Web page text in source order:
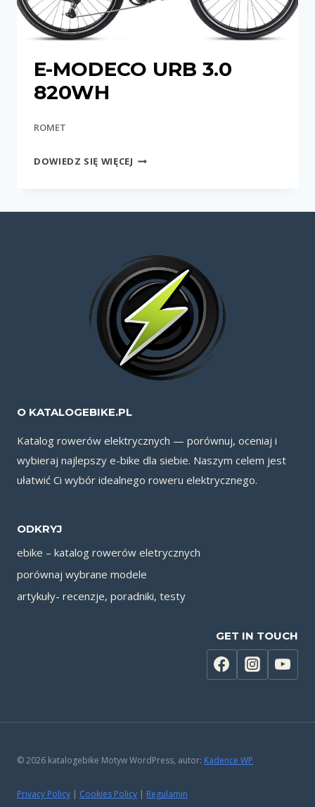
E-MODECO URB 3.0
820WH
ROMET
DOWIEDZ SIĘ WIĘCEJ
3.0
O KATALOGEBIKE.PL
Katalog rowerów elektrycznych — porównuj, oceniaj i
wybieraj najlepszy e-bike dla siebie. Naszym celem jest
ułatwić Ci wybór idealnego roweru elektrycznego.
ODKRYJ
ebike – katalog rowerów eletrycznych
porównaj wybrane modele
artykuły- recenzje, poradniki, testy
GET IN TOUCH
© 2026 katalogebike Motyw WordPress, autor: Kadence WP
Privacy Policy | Cookies Policy | Regulamin